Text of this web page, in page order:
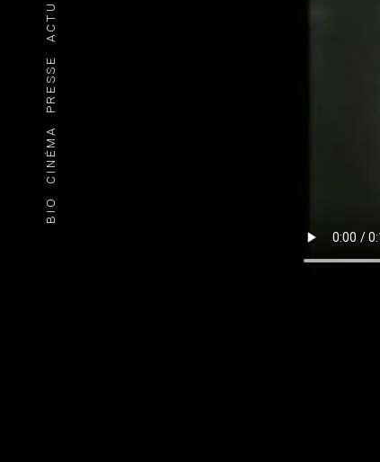
BIO
CINÉMA
PRESSE
ACTU